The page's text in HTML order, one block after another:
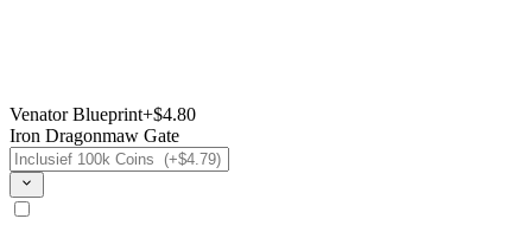
Venator Blueprint+$4.80
Iron Dragonmaw Gate